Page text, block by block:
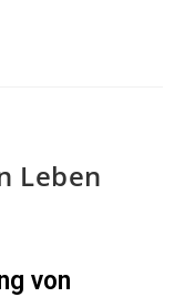
Leben
von